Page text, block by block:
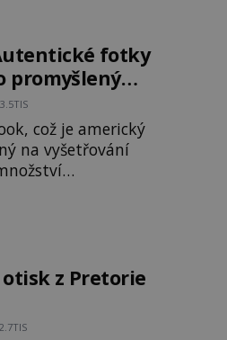
lampou sefotky
promyšlený
3.5TIS
což je americký
na vyšetřování
se jim nakonec
klasifikované
1950. Hodiny ukazuj
z Pretorie
2.7TIS